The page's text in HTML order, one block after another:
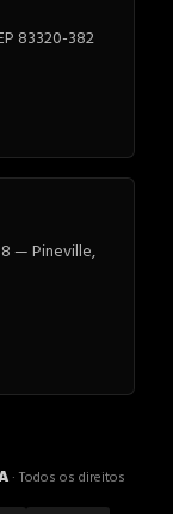
83320-382
— Pineville,
· Todos os direitos